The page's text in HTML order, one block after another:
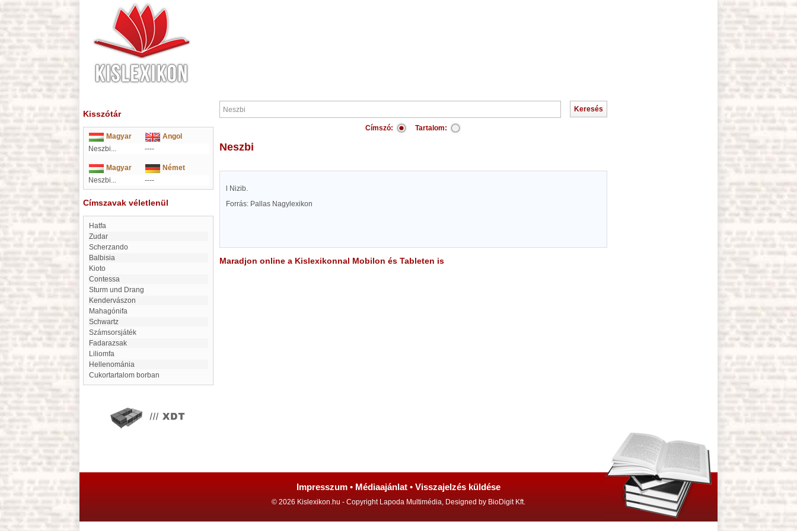
Kisszótár
Magyar
Angol
Neszbi...
----
Magyar
Német
Neszbi...
----
Címszavak véletlenül
Hatfa
Zudar
scherzando
Balbisia
Kioto
contessa
Sturm und Drang
Kendervászon
mahagónifa
Schwartz
Számsorsjáték
Fadarazsak
Liliomfa
Hellenománia
Cukortartalom borban
Címszó: Tartalom:
Neszbi
l Nizib.
Forrás: Pallas Nagylexikon
Maradjon online a Kislexikonnal Mobilon és Tableten is
Impresszum • Médiaajánlat • Visszajelzés küldése
© 2026 Kislexikon.hu - Copyright Lapoda Multimédia, Designed by BioDigit Kft.